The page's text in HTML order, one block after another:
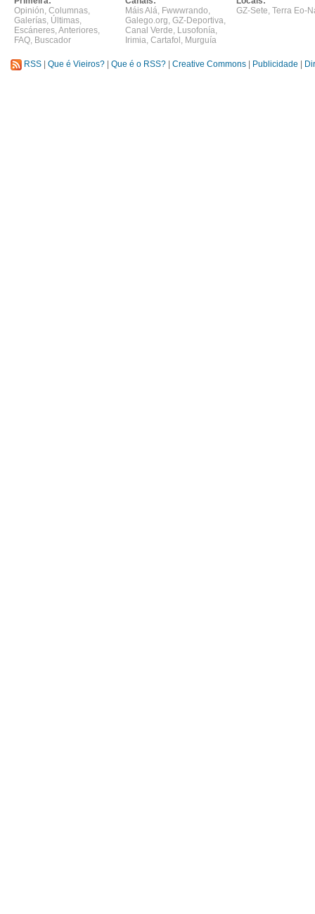
Opinión, Columnas,
Galerías, Últimas,
Escáneres,Anteriores,
FAQ, Buscador
Máis Alá, Fwwwrando,
Galego.org, GZ-Deportiva,
Canal Verde, Lusofonía,
Irimia, Cartafol , Murguía
GZ-Sete, Terra Eo-
RSS Que é Vieiros? Que é o RSS? Creative Commons Publicidade